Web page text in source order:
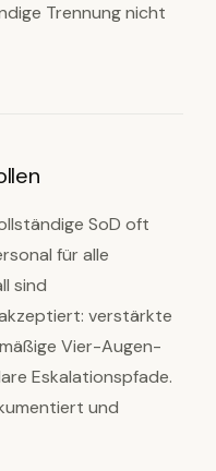
Trennung nicht
SoD oft
für alle
sind
verstärkte
Vier-Augen-
Eskalationspfade.
und